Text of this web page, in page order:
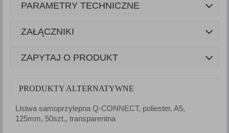
PARAMETRY TECHNICZNE
ZAŁĄCZNIKI
ZAPYTAJ O PRODUKT
PRODUKTY ALTERNATYWNE
Listwa samoprzylepna Q-CONNECT, poliester, A5,
125mm, 50szt., transparentna